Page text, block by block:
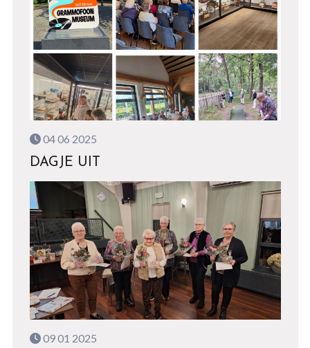
04 06 2025
DAGJE UIT
09 01 2025